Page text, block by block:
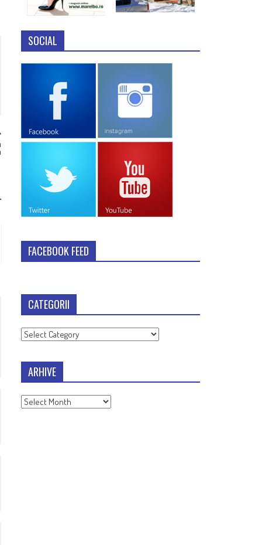
SOCIAL
FACEBOOK FEED
CATEGORII
Categorii
ARHIVE
Arhive